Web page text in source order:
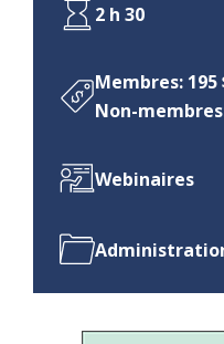
2 h 30
Membres: 195
Non-
Webinaires